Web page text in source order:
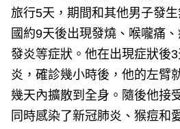
旅行5天，期間和其他男子發
國約9天後出現發燒、喉嚨痛
發炎等症狀。他在出現症狀後
炎，確診幾小時後，他的左臂
幾天內擴散到全身。隨後他接
同時感染了新冠肺炎、猴痘和